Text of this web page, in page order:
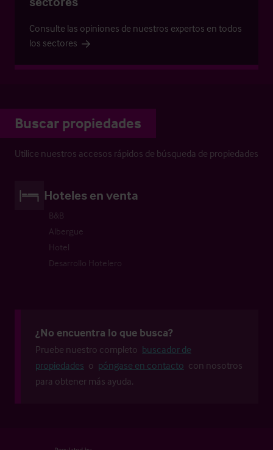
Consulte las opiniones de nuestros expertos en todos
los sectores
Buscar propiedades
Utilice nuestros accesos rápidos de búsqueda de propiedades
Hoteles en venta
B&B
Albergue
Hotel
Desarrollo Hotelero
¿No encuentra lo que busca?
Pruebe nuestro completo buscador de
propiedades o póngase en contacto con nosotros
para obtener más ayuda.